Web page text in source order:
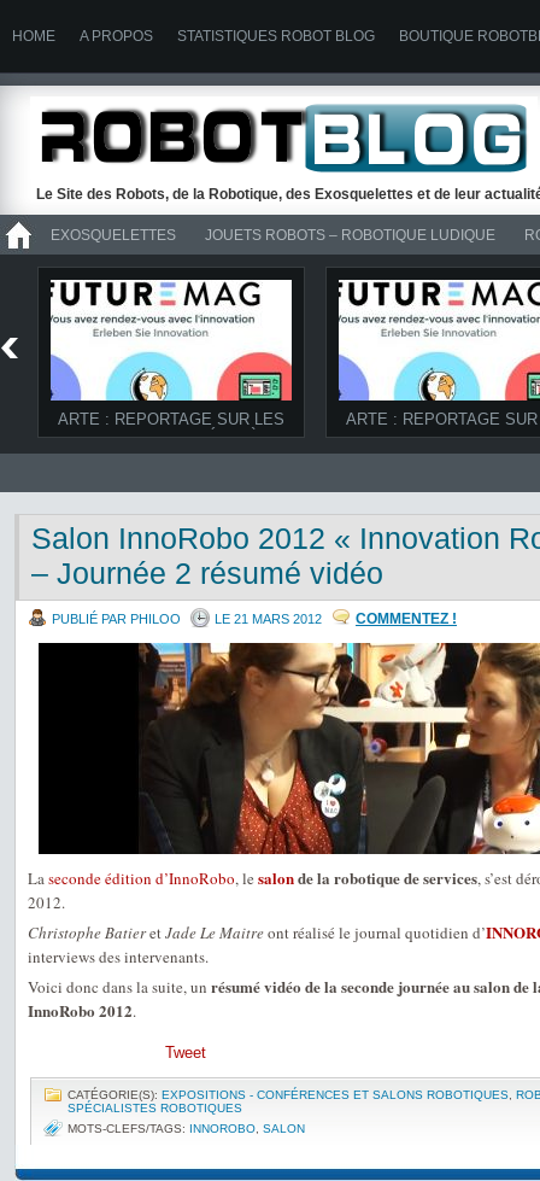
HOME A PROPOS STATISTIQUES ROBOT BLOG BOUTIQUE
Le Site des Robots, de la Robotique, des Exosquelettes et de leur
EXOSQUELETTES JOUETS ROBOTS – ROBOTIQUE LUDIQUE
ARTE : REPORTAGE SUR LES
ROBOTS D’UBIQUITÉ ET À LA
FERME DANS FUTUREMAG DU
ARTE : REPORTAGE
ROBOTS DANS
08/03/2014
Salon InnoRobo 2012 « Innovation
– Journée 2 résumé vidéo
PUBLIÉ PAR PHILOO LE 21 MARS 2012 COMMENTEZ !
Laseconde édition d’InnoRobo, le salonde la robotique de services, s’est
2012.
Christophe BatieretJade Le Maitreont réalisé le journal quotidien d’
interviews des intervenants.
Voici donc dans la suite, un résumé vidéo de la seconde journée au salon de
InnoRobo 2012.
Tweet
CATÉGORIE(S): EXPOSITIONS - CONFÉRENCES ET SALONS ROBOTIQUES
SPÉCIALISTES ROBOTIQUES
MOTS-CLEFS/TAGS: INNOROBO SALON